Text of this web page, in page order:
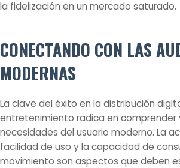
la fidelización en un mercado saturado.
CONECTANDO CON LAS
MODERNAS
La clave del éxito en la distribución
entretenimiento radica en comprender
necesidades del usuario moderno. La
facilidad de uso y la capacidad de
movimiento son aspectos que deben